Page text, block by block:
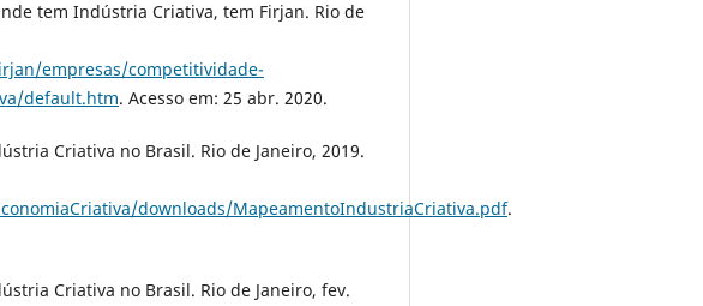
tem Indústria Criativa, tem Firjan. Rio de
empresas/competitividade-
default.htm. Acesso em: 25 abr. 2020.
Criativa no Brasil. Rio de Janeiro, 2019.
downloads/MapeamentoIndustriaCriativa.pdf.
Criativa no Brasil. Rio de Janeiro, fev.